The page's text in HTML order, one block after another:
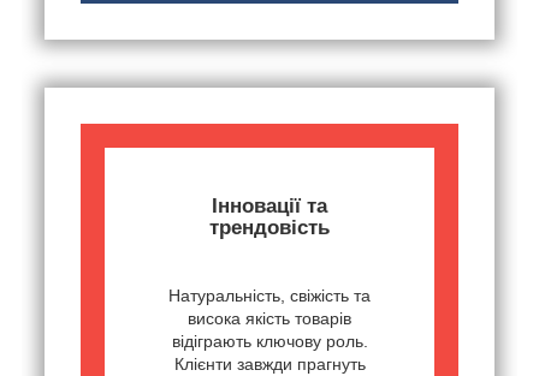
Інновації та
трендовість
Натуральність, свіжість та
висока якість товарів
відіграють ключову роль.
Клієнти завжди прагнуть